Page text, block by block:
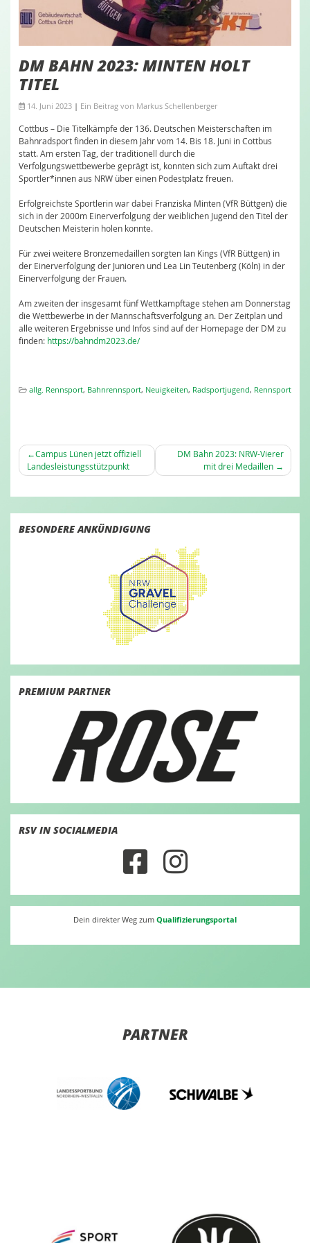
DM BAHN 2023: MINTEN HOLT
TITEL
14. Juni 2023 | Ein Beitrag von Markus Schellenberger
Cottbus – Die Titelkämpfe der 136. Deutschen Meisterschaften im
Bahnradsport finden in diesem Jahr vom 14. Bis 18. Juni in Cottbus
statt. Am ersten Tag, der traditionell durch die
Verfolgungswettbewerbe geprägt ist, konnten sich zum Auftakt drei
Sportler*innen aus NRW über einen Podestplatz freuen.
Erfolgreichste Sportlerin war dabei Franziska Minten (VfR Büttgen) die
sich in der 2000m Einerverfolgung der weiblichen Jugend den Titel der
Deutschen Meisterin holen konnte.
Für zwei weitere Bronzemedaillen sorgten Ian Kings (VfR Büttgen) in
der Einerverfolgung der Junioren und Lea Lin Teutenberg (Köln) in der
Einerverfolgung der Frauen.
Am zweiten der insgesamt fünf Wettkampftage stehen am Donnerstag
die Wettbewerbe in der Mannschaftsverfolgung an. Der Zeitplan und
alle weiteren Ergebnisse und Infos sind auf der Homepage der DM zu
finden: https://bahndm2023.de/
allg. Rennsport, Bahnrennsport, Neuigkeiten, Radsportjugend, Rennsport
BEITRAGSNAVIGATION
Campus Lünen jetzt offiziell
Landesleistungsstützpunkt
DM Bahn 2023: NRW-Vierer
mit drei Medaillen
BESONDERE ANKÜNDIGUNG
PREMIUM PARTNER
RSV IN SOCIALMEDIA
Dein direkter Weg zum Qualifizierungsportal
PARTNER